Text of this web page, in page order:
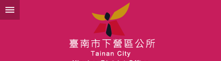
跳到主要內容區塊